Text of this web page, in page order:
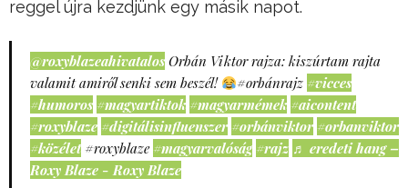
reggel újra kezdjünk egy másik napot.
@roxyblazeahivatalos Orbán Viktor rajza: kiszúrtam rajta
valamit amiről senki sem beszél!
#orbánrajz #vicces
#humoros #magyartiktok #magyarmémek #aicontent
#roxyblaze #digitálisinfluenszer #orbánviktor #orbanviktor
#közélet #roxyblaze #magyarvalóság #rajz ♬ eredeti hang –
Roxy Blaze - Roxy Blaze